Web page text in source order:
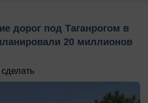
дорог под Таганрогом в
20 миллионов